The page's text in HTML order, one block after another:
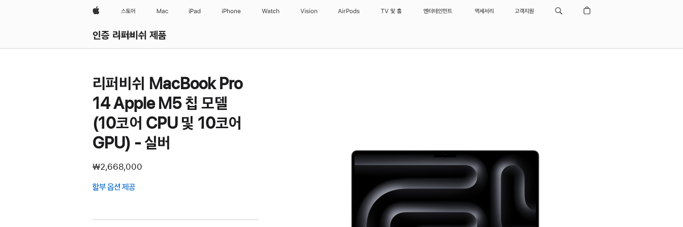
Apple스토어 Mac iPad iPhone Watch Vision AirPods TV 및 홈 엔터테인먼트 액세서리 고객지원
인증 리퍼비쉬 제품
모두 검색
리퍼비쉬 MacBook Pro
14 Apple M5 칩 모델
(10코어 CPU 및 10코어
GPU) - 실버
₩2,668,000
할부 옵션 제공